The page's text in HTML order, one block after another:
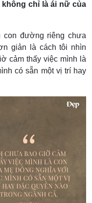
chỉ là ái nữ của
đường riêng chưa
giản là cách tôi nhìn
cảm thấy việc mình là
có sẵn một vị trí hay